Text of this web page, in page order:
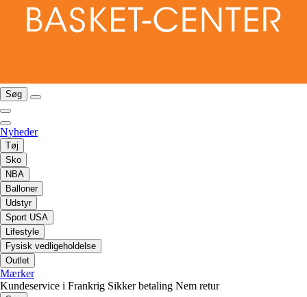
Søg
Nyheder
Tøj
Sko
NBA
Balloner
Udstyr
Sport USA
Lifestyle
Fysisk vedligeholdelse
Outlet
Mærker
Kundeservice i Frankrig Sikker betaling Nem retur